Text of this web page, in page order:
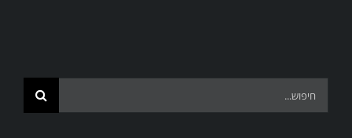
Search
for: